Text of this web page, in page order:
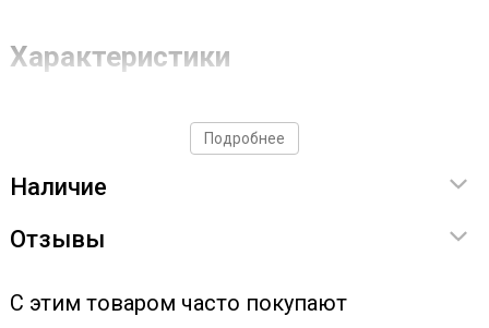
Характеристики
бутылочка рассчитана на приготовление 3 л напитка;
объем - 30 мл;
Приготовление
Подробнее
Наличие
Отзывы
С этим товаром часто покупают